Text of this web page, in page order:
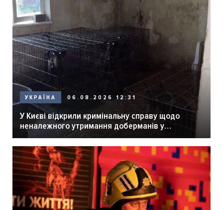
УКРАЇНА 06.08.2026 12:31
У Києві відкрили кримінальну справу щодо
неналежного утримання доберманів у
розпліднику